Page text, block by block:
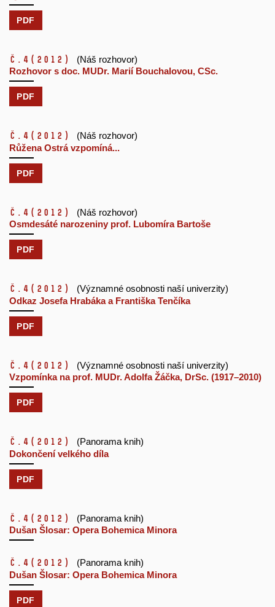
PDF
č.4 (2012)
(Náš rozhovor)
Rozhovor s doc. MUDr. Marií Bouchalovou, CSc.
PDF
č.4 (2012)
(Náš rozhovor)
Růžena Ostrá vzpomíná...
PDF
č.4 (2012)
(Náš rozhovor)
Osmdesáté narozeniny prof. Lubomíra Bartoše
PDF
č.4 (2012)
(Významné osobnosti naší univerzity)
Odkaz Josefa Hrabáka a Františka Tenčíka
PDF
č.4 (2012)
(Významné osobnosti naší univerzity)
Vzpomínka na prof. MUDr. Adolfa Žáčka, DrSc. (1917–2010)
PDF
č.4 (2012)
(Panorama knih)
Dokončení velkého díla
PDF
č.4 (2012)
(Panorama knih)
Dušan Šlosar: Opera Bohemica Minora
č.4 (2012)
(Panorama knih)
Dušan Šlosar: Opera Bohemica Minora
PDF